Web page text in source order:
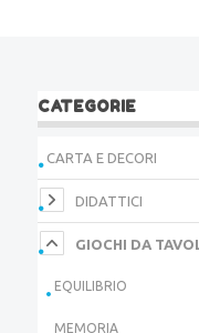
CATEGORIE
CARTA E DECORI
DIDATTICI
GIOCHI DA
EQUILIBRIO
MEMORIA